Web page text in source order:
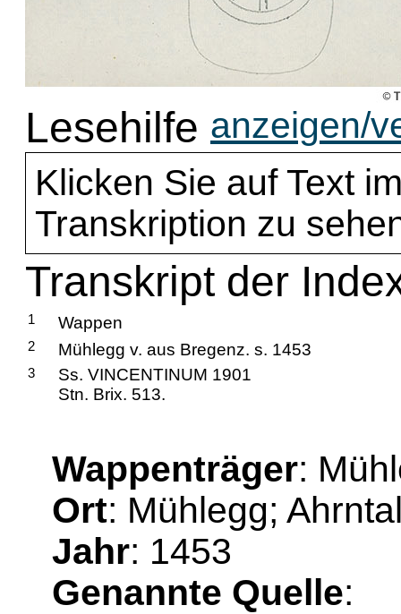
Lesehilfe anzeigen/
Klicken Sie auf Text
Transkription zu
Transkript der
1 Wappen
2 Mühlegg v. aus Bregenz. s. 1453
3
Ss. VINCENTINUM 1901
Stn. Brix. 513.
Wappenträger:
Ort: Mühlegg;
Jahr: 1453
Genannte Quelle: